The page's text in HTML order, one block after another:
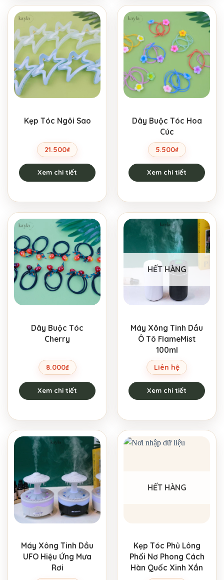
Kẹp Tóc Ngôi Sao
21.500₫
Xem chi tiết
Dây Buộc Tóc Hoa
Cúc
5.500₫
Xem chi tiết
Dây Buộc Tóc
Cherry
8.000₫
Xem chi tiết
HẾT HÀNG
Máy Xông Tinh Dầu
Ô Tô FlameMist
100ml
Liên hệ
Xem chi tiết
Máy Xông Tinh Dầu
UFO Hiệu Ứng Mưa
Rơi
HẾT HÀNG
Kẹp Tóc Phủ Lông
Phối Nơ Phong Cách
Hàn Quốc Xinh Xắn